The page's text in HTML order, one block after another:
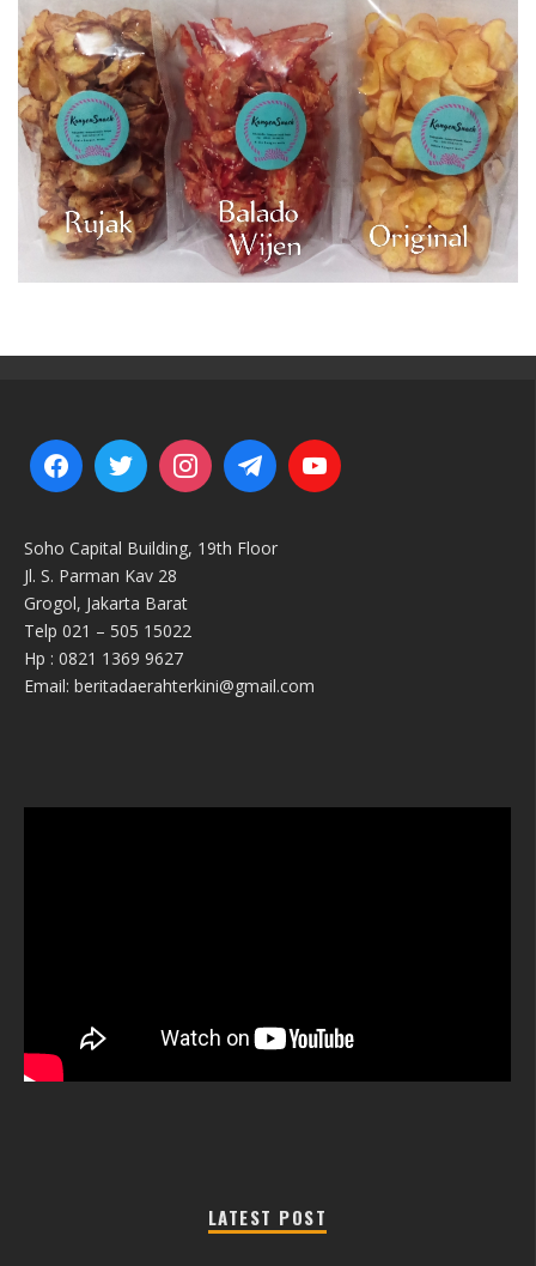
Soho Capital Building, 19th Floor
Jl. S. Parman Kav 28
Grogol, Jakarta Barat
Telp 021 – 505 15022
Hp : 0821 1369 9627
Email: beritadaerahterkini@gmail.com
LATEST POST